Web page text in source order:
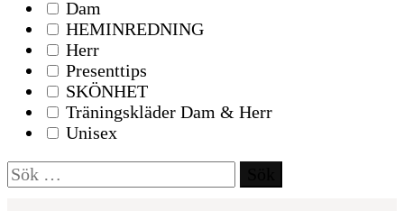
Dam
HEMINREDNING
Herr
Presenttips
SKÖNHET
Träningskläder Dam & Herr
Unisex
Sök
efter: